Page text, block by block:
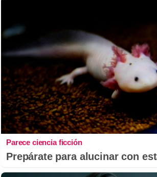
Parece ciencia ficción
Prepárate para alucinar con